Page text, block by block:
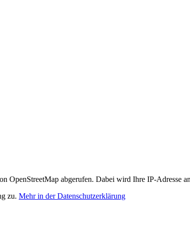
OpenStreetMap abgerufen. Dabei wird Ihre IP-Adresse
zu. Mehr in der Datenschutzerklärung